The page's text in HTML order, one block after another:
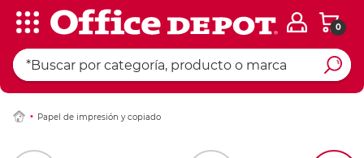
0
Papel de impresión y copiado